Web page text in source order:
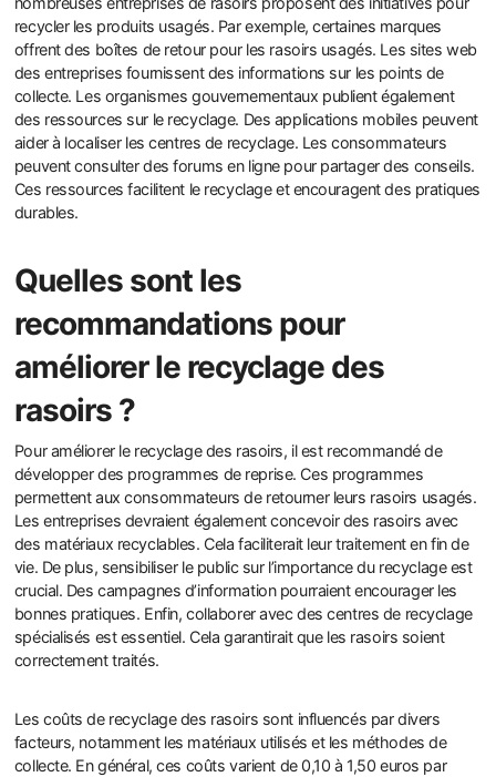
recycler les produits usagés. Par exemple, certaines marques
offrent des boîtes de retour pour les rasoirs usagés. Les sites web
des entreprises fournissent des informations sur les points de
collecte. Les organismes gouvernementaux publient également
des ressources sur le recyclage. Des applications mobiles peuvent
aider à localiser les centres de recyclage. Les consommateurs
peuvent consulter des forums en ligne pour partager des conseils.
Ces ressources facilitent le recyclage et encouragent des pratiques
durables.
Quelles sont les
recommandations pour
améliorer le recyclage des
rasoirs ?
Pour améliorer le recyclage des rasoirs, il est recommandé de
développer des programmes de reprise. Ces programmes
permettent aux consommateurs de retourner leurs rasoirs usagés.
Les entreprises devraient également concevoir des rasoirs avec
des matériaux recyclables. Cela faciliterait leur traitement en fin de
vie. De plus, sensibiliser le public sur l’importance du recyclage est
crucial. Des campagnes d’information pourraient encourager les
bonnes pratiques. Enfin, collaborer avec des centres de recyclage
spécialisés est essentiel. Cela garantirait que les rasoirs soient
correctement traités.
Les coûts de recyclage des rasoirs sont influencés par divers
facteurs, notamment les matériaux utilisés et les méthodes de
collecte. En général, ces coûts varient de 0,10 à 1,50 euros par